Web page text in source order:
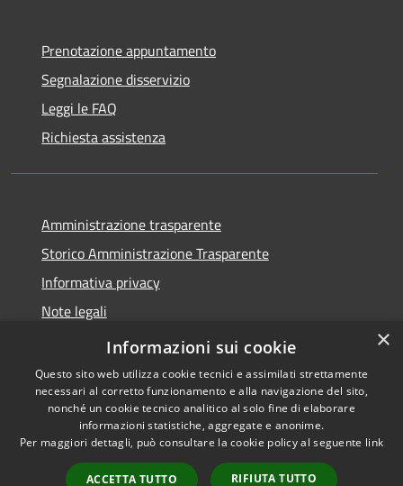
Prenotazione appuntamento
Segnalazione disservizio
Leggi le FAQ
Richiesta assistenza
Amministrazione trasparente
Storico Amministrazione Trasparente
Informativa privacy
Note legali
Dichiarazione di accessibilità
Accessibilità
Copyright © 2026 • Comune di
Castellalto • Powered by
Municipium•
Accesso
×
Informazioni sui cookie
Questo sito web utilizza cookie tecnici e assimilati strettamente
necessari al corretto funzionamento e alla navigazione del sito,
nonché un cookie tecnico analitico al solo fine di elaborare
informazioni statistiche, aggregate e anonime.
Per maggiori dettagli, può consultare la cookie policy al seguente link
ACCETTA TUTTO RIFIUTA TUTTO